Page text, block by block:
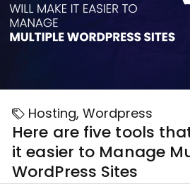
Hosting, Wordpress
Here are five tools
it easier to Manage
WordPress Sites